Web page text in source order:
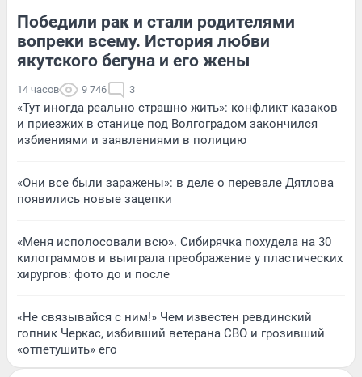
Победили рак и стали родителями
вопреки всему. История любви
якутского бегуна и его жены
14 часов 9 746 3
«Тут иногда реально страшно жить»: конфликт казаков
и приезжих в станице под Волгоградом закончился
избиениями и заявлениями в полицию
«Они все были заражены»: в деле о перевале Дятлова
появились новые зацепки
«Меня исполосовали всю». Сибирячка похудела на 30
килограммов и выиграла преображение у пластических
хирургов: фото до и после
«Не связывайся с ним!» Чем известен ревдинский
гопник Черкас, избивший ветерана СВО и грозивший
«отпетушить» его